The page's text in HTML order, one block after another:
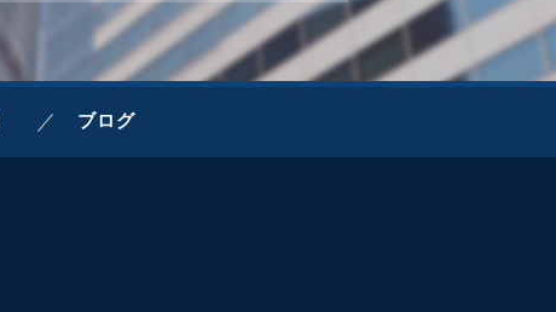
ブログ